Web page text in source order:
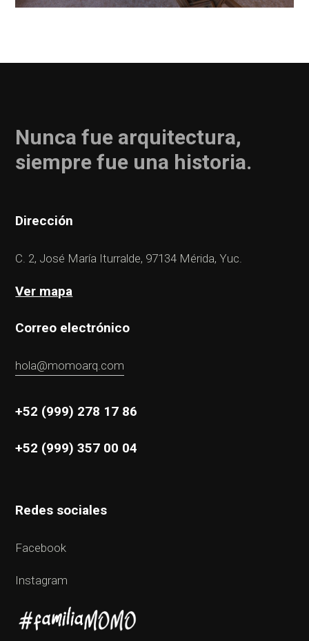
Nunca fue arquitectura,
siempre fue una historia.
Dirección
C. 2, José María Iturralde, 97134 Mérida, Yuc.
Ver mapa
Correo electrónico
hola@momoarq.com
+52 (999) 278 17 86
+52 (999) 357 00 04
Redes sociales
Facebook
Instagram